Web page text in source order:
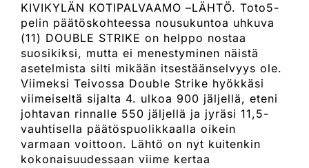
KIVIKYLÄN KOTIPALVAAMO –LÄHTÖ. Toto5-
pelin päätöskohteessa nousukuntoa uhkuva
(11) DOUBLE STRIKE on helppo nostaa
suosikiksi, mutta ei menestyminen näistä
asetelmista silti mikään itsestäänselvyys ole.
Viimeksi Teivossa Double Strike hyökkäsi
viimeiseltä sijalta 4. ulkoa 900 jäljellä, eteni
johtavan rinnalle 550 jäljellä ja jyräsi 11,5-
vauhtisella päätöspuolikkaalla oikein
varmaan voittoon. Lähtö on nyt kuitenkin
kokonaisuudessaan viime kertaa